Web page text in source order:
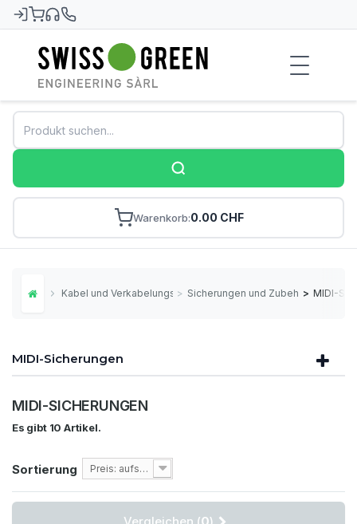
Swiss-Green
Warenkorb 0.00 CHF
Home Kabel und Verkabelungsmaterial
> Sicherungen und Zubehör
> MIDI-
MIDI-Sicherungen
MIDI-SICHERUNGEN
Es gibt 10 Artikel.
Sortierung Preis: aufsteigend
Vergleichen (0)